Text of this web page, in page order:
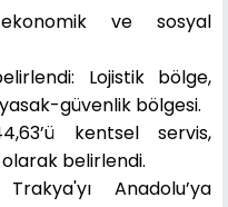
ve sosyal
Lojistik bölge,
güvenlik bölgesi.
kentsel servis,
olarak belirlendi.
Anadolu’ya